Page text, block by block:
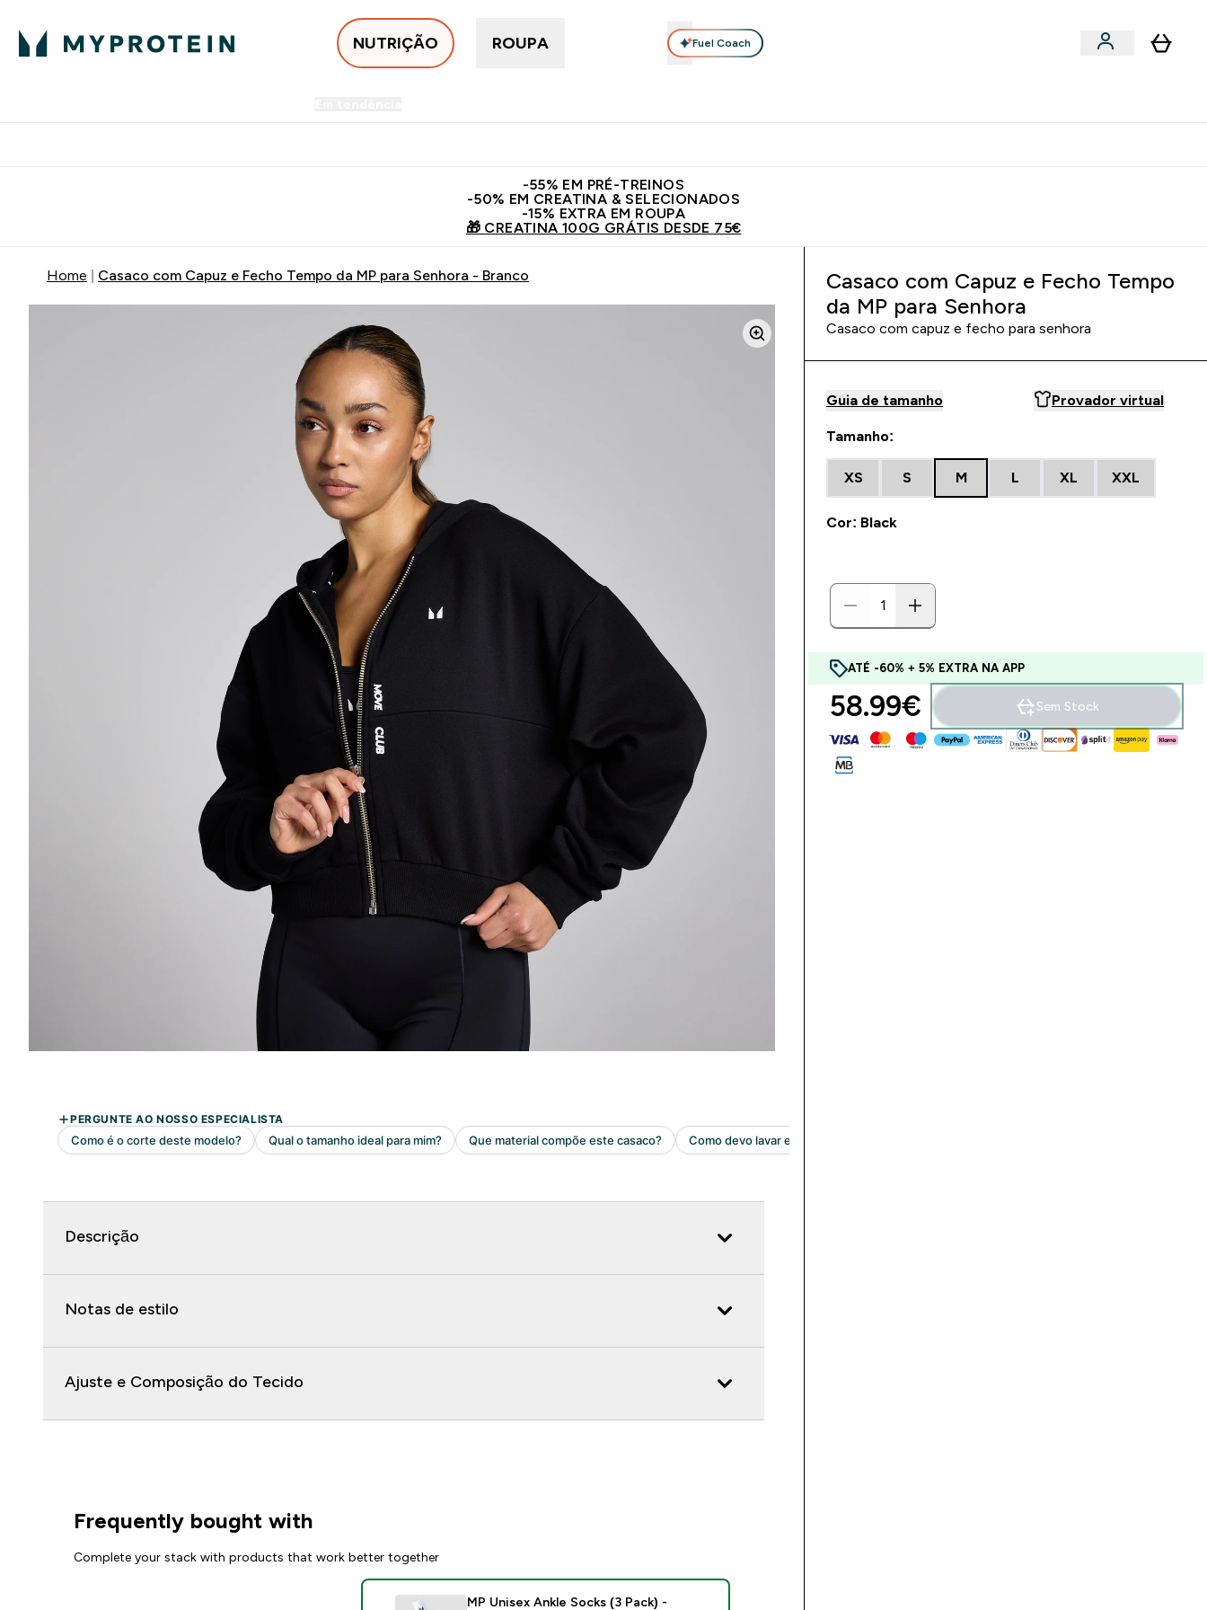
NUTRIÇÃO ROUPA Fuel Coach
​-55% EM PRÉ-TREINOS
-50% EM CREATINA & SELECIONADOS
-15% EXTRA EM ROUPA
🎁 CREATINA 100G GRÁTIS DESDE 75€
Home Casaco com Capuz e Fecho Tempo da MP para Senhora - Branco
Descrição
Notas de estilo
Ajuste e Composição do Tecido
Frequently bought with
Complete your stack with products that work better together
MP Unisex Ankle Socks (3 Pack) -
Casaco com Capuz e Fecho Tempo
da MP para Senhora
Casaco com capuz e fecho para senhora
Guia de tamanho Provador virtual
Tamanho:
XS S M L XL XXL
Cor: Black
ATÉ -60% + 5% EXTRA NA APP
58.99€‎ Sem Stock